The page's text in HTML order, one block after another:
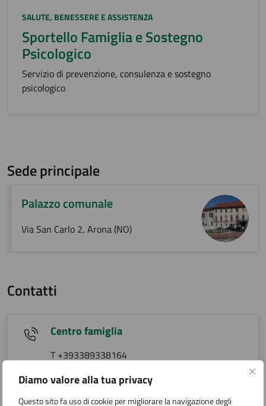
Diamo valore alla tua privacy
Questo sito fa uso di cookie per migliorare la navigazione degli
Categoria:
SALUTE, BENESSERE E ASSISTENZA
Sportello Famiglia e Sostegno
Psicologico
Servizio di prevenzione, consulenza e sostegno
psicologico
Sede principale
Palazzo comunale
Via San Carlo 2, Arona (NO)
Contatti
Centro famiglia
T +393389338164